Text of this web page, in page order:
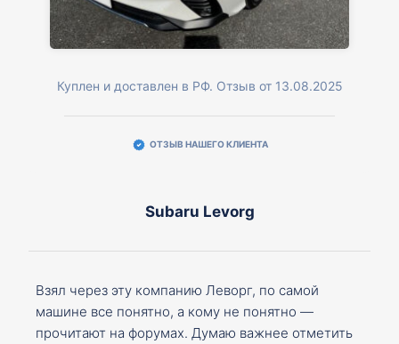
Куплен и доставлен в РФ. Отзыв от 13.08.2025
ОТЗЫВ НАШЕГО КЛИЕНТА
Subaru Levorg
Взял через эту компанию Леворг, по самой
машине все понятно, а кому не понятно —
прочитают на форумах. Думаю важнее отметить